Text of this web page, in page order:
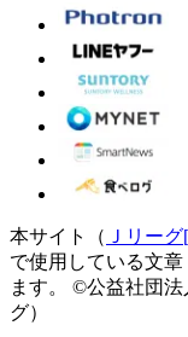
本サイト（ Ｊリー
で使用している文
ます。
©公益社団法
グ）